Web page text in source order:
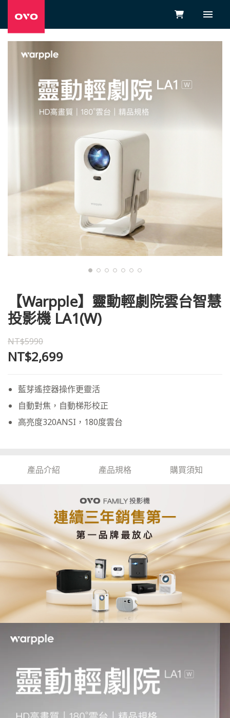
【Warpple】靈動輕劇院雲台智慧
投影機 LA1(W)
NT$5990
NT$2,699
藍芽遙控器操作更靈活
自動對焦，自動梯形校正
高亮度320ANSI，180度雲台
產品介紹 產品規格 購買須知